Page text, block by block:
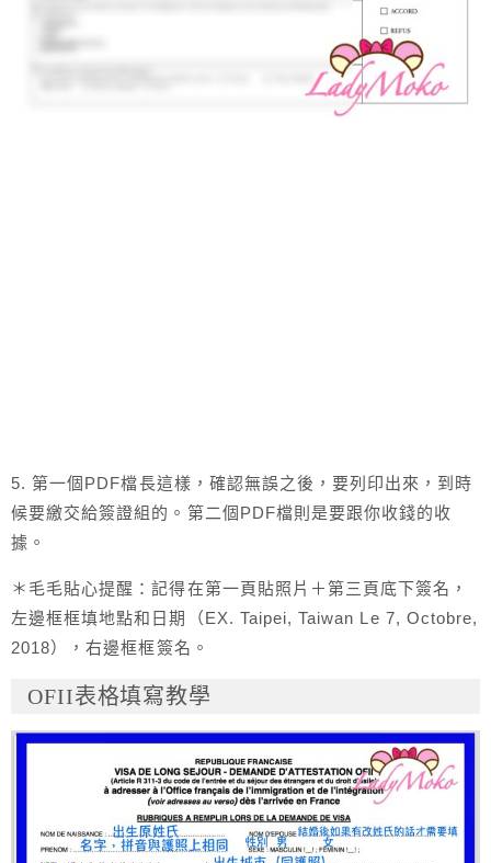
5. 第一個PDF檔長這樣，確認無誤之後，要列印出來，到時
候要繳交給簽證組的。第二個PDF檔則是要跟你收錢的收
據。
＊毛毛貼心提醒：記得在第一頁貼照片＋第三頁底下簽名，
左邊框框填地點和日期（EX. Taipei, Taiwan Le 7, Octobre,
2018），右邊框框簽名。
OFII表格填寫教學